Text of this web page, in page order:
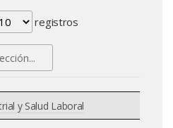
registros
y Salud Laboral